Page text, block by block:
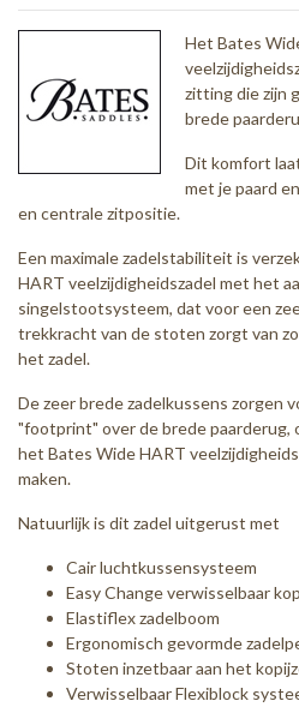
Het Bates
zitting die zijn
brede
Dit komfort
met je paard
en centrale zitpositie.
Een maximale zadelstabiliteit is
HART veelzijdigheidszadel met het
singelstootsysteem, dat voor een
trekkracht van de stoten zorgt van
het zadel.
De zeer brede zadelkussens zorgen
"footprint" over de brede paarderug,
het Bates Wide HART
maken.
Natuurlijk is dit zadel uitgerust met
Cair luchtkussensysteem
Easy Change verwisselbaar
Elastiflex zadelboom
Ergonomisch gevormde
Stoten inzetbaar aan het
Verwisselbaar Flexiblock